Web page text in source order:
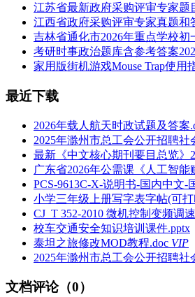
江苏省最新政府采购评审专家题
江西省政府采购评审专家真题和
吉林省通化市2026年重点学校
考研时事政治题库含参考答案
家用版街机游戏Mouse Trap使用
最近下载
2026年载人航天时政试题及答案
2025年滁州市总工会公开招聘
最新《中文核心期刊要目总览》
广东省2026年公需课《人工智
PCS-9613C-X-说明书-国内中文-
小学三年级上册写字表字帖(可
CJ_T 352-2010 微机控制变频调
校车交通安全知识培训课件.pptx
泰坦之旅修改MOD教程.doc VIP
2025年滁州市总工会公开招聘
文档评论（0）